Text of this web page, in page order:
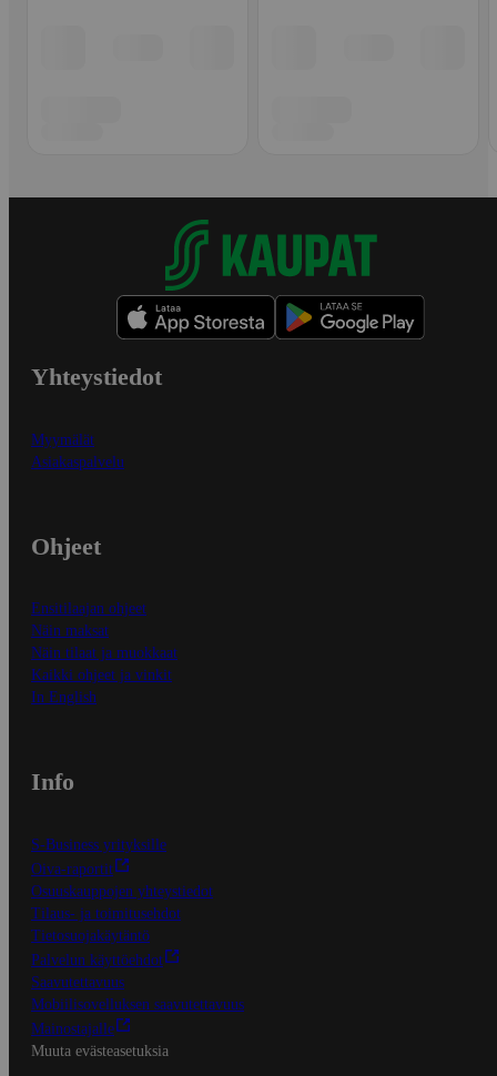
Yhteystiedot
Myymälät
Asiakaspalvelu
Ohjeet
Ensitilaajan ohjeet
Näin maksat
Näin tilaat ja muokkaat
Kaikki ohjeet ja vinkit
In English
Info
S-Business yrityksille
Oiva-raportit
Osuuskauppojen yhteystiedot
Tilaus- ja toimitusehdot
Tietosuojakäytäntö
Palvelun käyttöehdot
Saavutettavuus
Mobiilisovelluksen saavutettavuus
Mainostajalle
Muuta evästeasetuksia